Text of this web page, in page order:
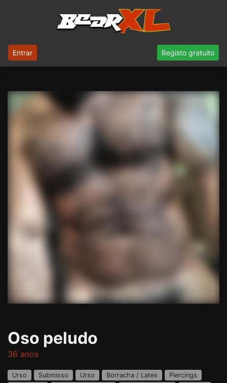
Entrar Registo gratuito
Oso peludo
36 anos
Urso Submisso Urso Borracha / Latex
Piercings